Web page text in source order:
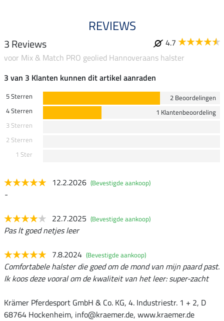
REVIEWS
3 Reviews
4.7
voor Mix & Match PRO geolied Hannoveraans halster
3 van 3 Klanten kunnen dit artikel aanraden
5 Sterren
2 Beoordelingen
4 Sterren
1 Klantenbeoordeling
3 Sterren
2 Sterren
1 Ster
12.2.2026 (Bevestigde aankoop)
-
22.7.2025 (Bevestigde aankoop)
Pas lt goed netjes leer
7.8.2024 (Bevestigde aankoop)
Comfortabele halster die goed om de mond van mijn paard past.
Ik koos deze vooral om de kwaliteit van het leer: super-zacht
Krämer Pferdesport GmbH & Co. KG, 4. Industriestr. 1 + 2, D
68764 Hockenheim, info@kraemer.de, www.kraemer.de